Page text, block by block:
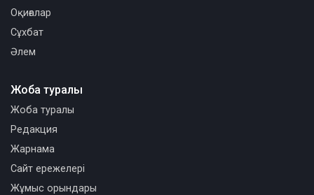
Оқиғалар
Сұхбат
Әлем
Жоба туралы
Жоба туралы
Редакция
Жарнама
Сайт ережелері
Жұмыс орындары